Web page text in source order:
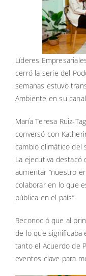
Líderes
cerró la serie del
semanas estuvo
Ambiente en su
María Teresa Ruiz-
conversó con
cambio climático del
La ejecutiva destacó
aumentar “nuestro
colaborar en lo que
pública en el país”.
Reconoció que al
de lo que significaba
tanto el Acuerdo de
eventos clave para